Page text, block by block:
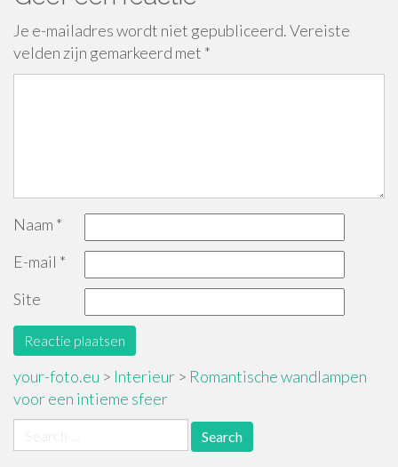
Je e-mailadres wordt niet gepubliceerd.Vereiste
velden zijn gemarkeerd met *
Naam *
E-mail *
Site
your-foto.eu > Interieur > Romantische wandlampen
voor een intieme sfeer
for: